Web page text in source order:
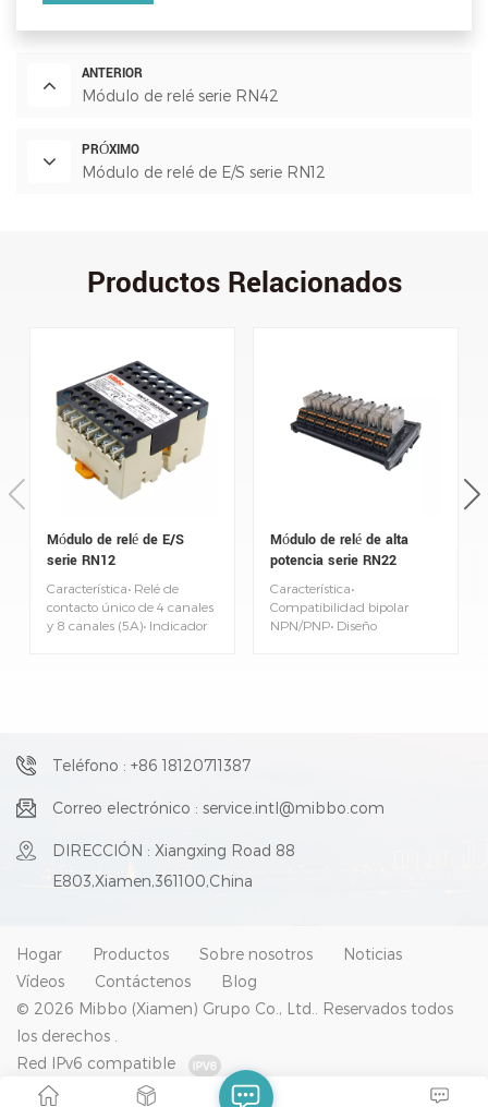
ANTERIOR
Módulo de relé serie RN42
PRÓXIMO
Módulo de relé de E/S serie RN12
Productos Relacionados
Módulo de relé de E/S
serie RN12
Característica• Relé de
contacto único de 4 canales
y 8 canales (5A)• Indicador
Módulo de relé de alta
potencia serie RN22
Característica•
Compatibilidad bipolar
NPN/PNP• Diseño
estado de funcionamiento•
Teléfono : +86 18120711387
Correo electrónico : service.intl@mibbo.com
DIRECCIÓN : Xiangxing Road 88
E803,Xiamen,361100,China
Hogar Productos Sobre nosotros
Noticias
Vídeos
Contáctenos
Blog
© 2026 Mibbo (Xiamen) Grupo Co., Ltd.. Reservados todos
los derechos .
Red IPv6 compatible
Mapa del sitio
XML Blog | política de privacidad